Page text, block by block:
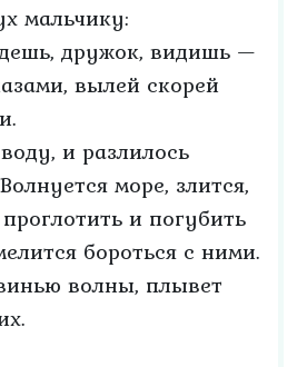
мальчику:
дружок, видишь —
вылей скорей
и разлилось
море, злится,
и погубить
бороться с ними.
волны, плывет